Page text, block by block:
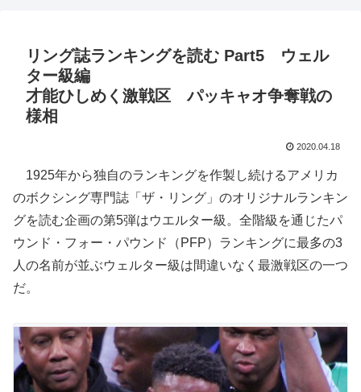
リング誌ランキングを読む Part5 ウェル
ター級編
才能ひしめく激戦区 パッキャオ争奪戦の
様相
2020.04.18
1925年から独自のランキングを作製し続けるアメリカ
のボクシング専門誌「ザ・リング」のオリジナルランキン
グを読む企画の第5弾はウエルター級。全階級を通じたパ
ウンド・フォー・パウンド（PFP）ランキングに最多の3
人の名前が並ぶウェルター級は間違いなく最激戦区の一つ
だ。